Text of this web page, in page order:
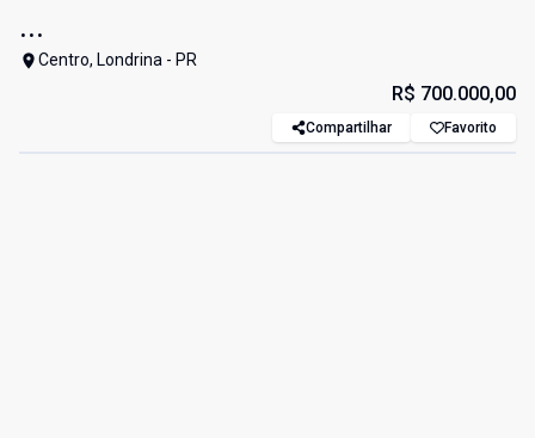
...
Centro, Londrina - PR
R$ 700.000,00
Compartilhar Favorito